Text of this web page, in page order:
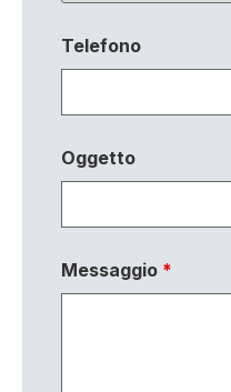
Telefono
Oggetto
Messaggio *